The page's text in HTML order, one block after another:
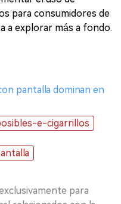
para consumidores de
a explorar más a fondo.
pantalla dominan en
e-cigarrillos
para